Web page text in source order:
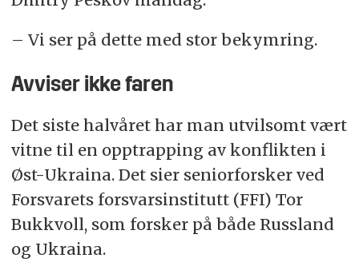
– Vi ser på dette med stor bekymring.
Avviser ikke faren
Det siste halvåret har man utvilsomt vært
vitne til en opptrapping av konflikten i
Øst-Ukraina. Det sier seniorforsker ved
Forsvarets forsvarsinstitutt (FFI) Tor
Bukkvoll, som forsker på både Russland
og Ukraina.